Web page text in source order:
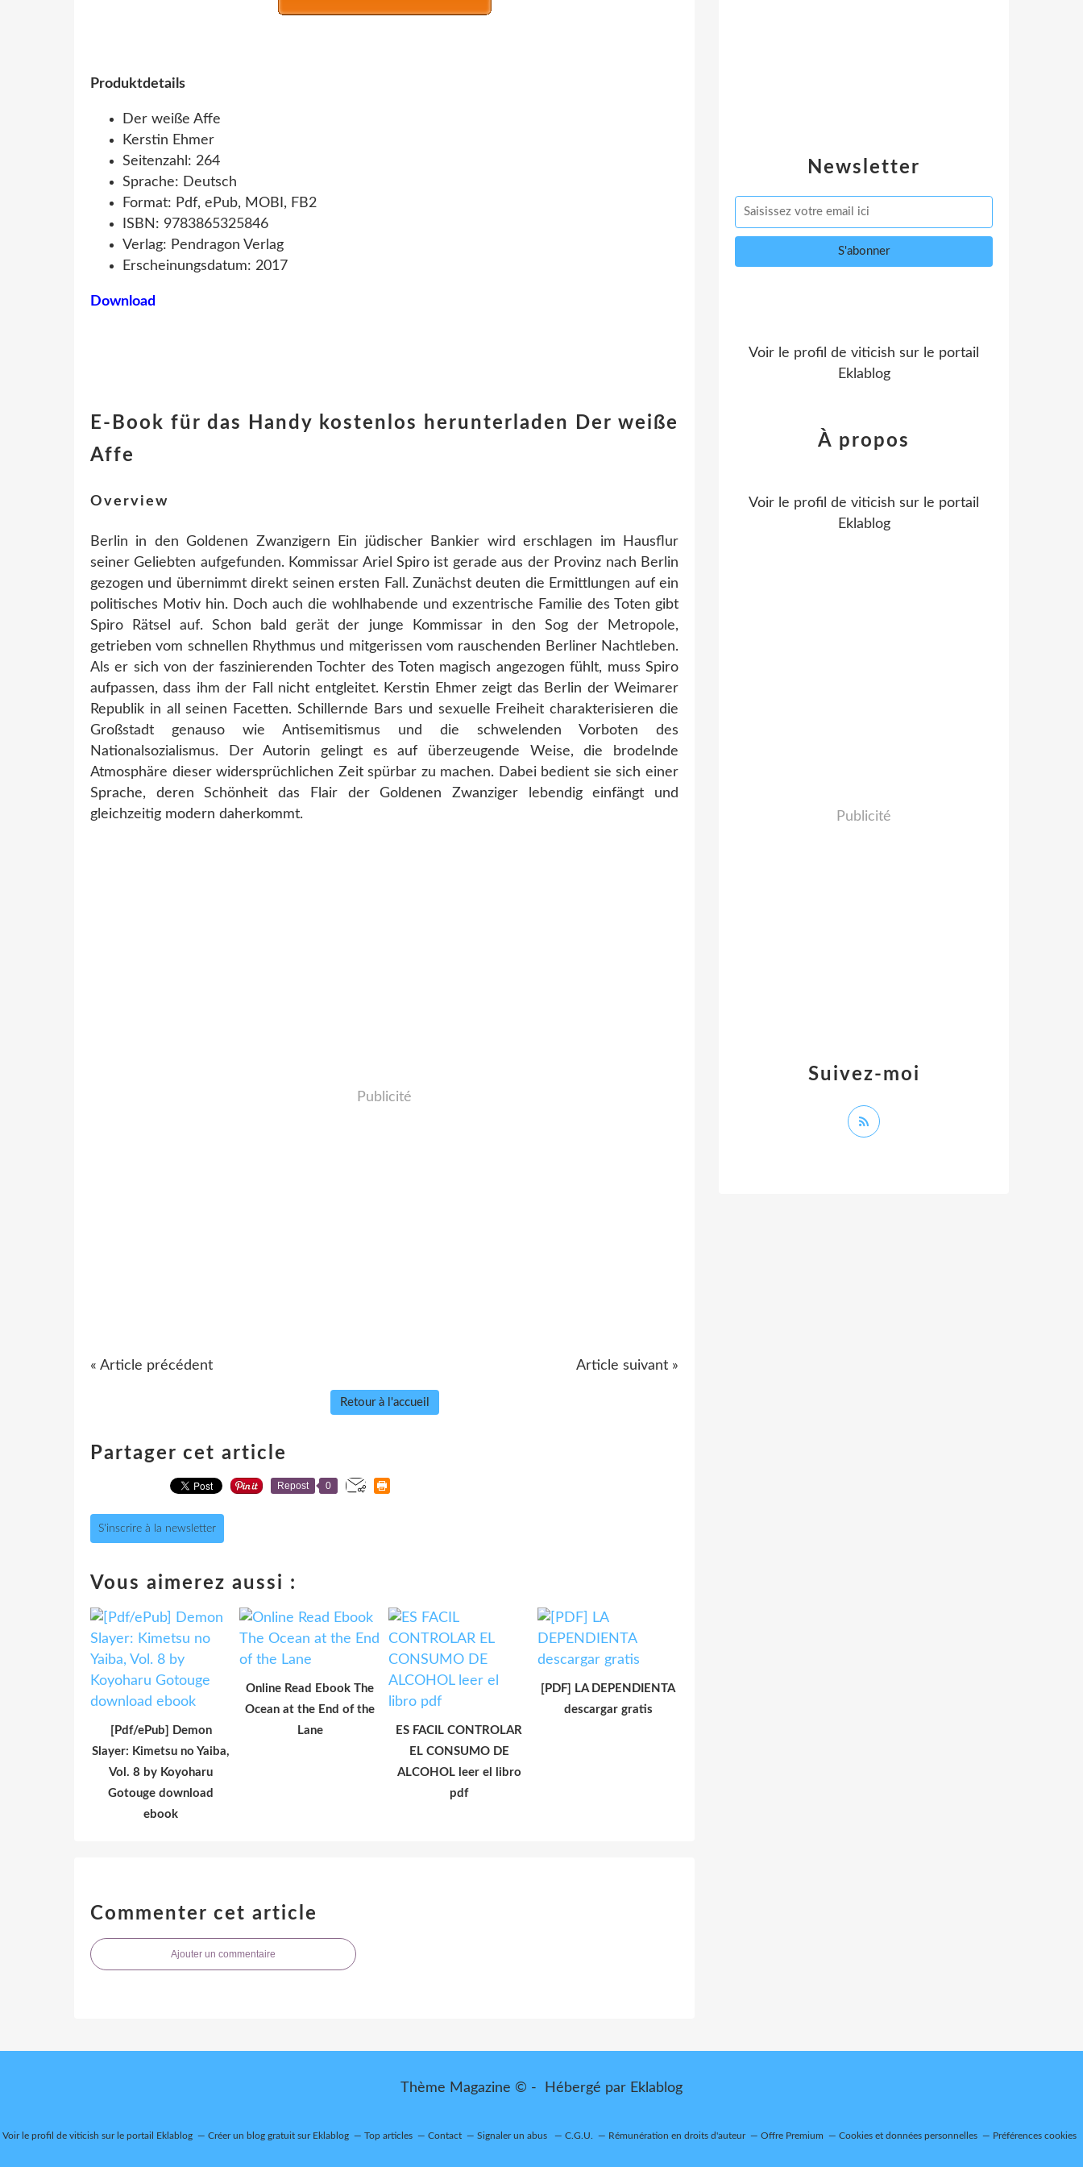
Produktdetails
Der weiße Affe
Kerstin Ehmer
Seitenzahl: 264
Sprache: Deutsch
Format: Pdf, ePub, MOBI, FB2
ISBN: 9783865325846
Verlag: Pendragon Verlag
Erscheinungsdatum: 2017
Download
E-Book für das Handy kostenlos herunterladen Der weiße
Affe
Overview
Berlin in den Goldenen Zwanzigern Ein jüdischer Bankier wird erschlagen im Hausflur
seiner Geliebten aufgefunden. Kommissar Ariel Spiro ist gerade aus der Provinz nach Berlin
gezogen und übernimmt direkt seinen ersten Fall. Zunächst deuten die Ermittlungen auf ein
politisches Motiv hin. Doch auch die wohlhabende und exzentrische Familie des Toten gibt
Spiro Rätsel auf. Schon bald gerät der junge Kommissar in den Sog der Metropole,
getrieben vom schnellen Rhythmus und mitgerissen vom rauschenden Berliner Nacht­leben.
Als er sich von der faszinierenden Tochter des Toten magisch angezogen fühlt, muss Spiro
aufpassen, dass ihm der Fall nicht entgleitet. Kerstin Ehmer zeigt das Berlin der Weimarer
Republik in all seinen Facetten. Schillernde Bars und sexuelle Freiheit charakterisieren die
Großstadt genauso wie Antisemitismus und die schwelenden Vorboten des
Nationalsozialismus. Der Autorin gelingt es auf überzeugende Weise, die brodelnde
Atmosphäre dieser widersprüchlichen Zeit spürbar zu machen. Dabei bedient sie sich einer
Sprache, deren Schönheit das Flair der Goldenen Zwanziger lebendig einfängt und
gleichzeitig modern daherkommt.
Publicité
« Article précédent Article suivant »
Retour à l'accueil
Partager cet article
Repost 0
S'inscrire à la newsletter
Vous aimerez aussi :
[Pdf/ePub] Demon
Slayer: Kimetsu no Yaiba,
Vol. 8 by Koyoharu
Gotouge download
ebook
Online Read Ebook The
Ocean at the End of the
Lane
ES FACIL CONTROLAR
EL CONSUMO DE
ALCOHOL leer el libro
pdf
[PDF] LA DEPENDIENTA
descargar gratis
Commenter cet article
Ajouter un commentaire
Newsletter
Voir le profil de viticish sur le portail
Eklablog
Suivez-moi
À propos
Voir le profil de viticish sur le portail
Eklablog
Publicité
Thème Magazine © - Hébergé par Eklablog
Voir le profil de viticish sur le portail Eklablog Créer un blog gratuit sur Eklablog Top articles Contact Signaler un abus C.G.U. Rémunération en droits d'auteur Offre Premium Cookies et données personnelles Préférences cookies